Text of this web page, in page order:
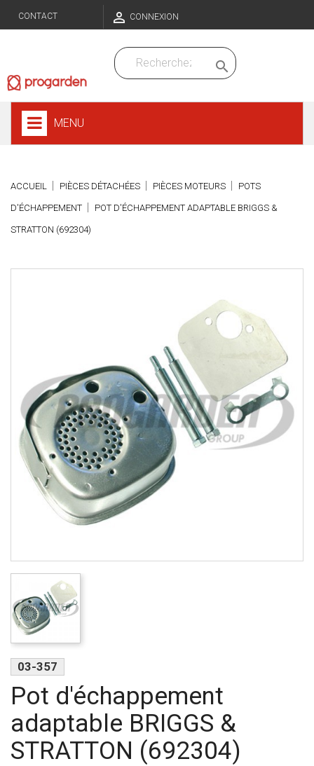
CONTACT  CONNEXION

MENU
ACCUEIL PIÈCES DÉTACHÉES PIÈCES MOTEURS POTS
D'ÉCHAPPEMENT POT D'ÉCHAPPEMENT ADAPTABLE BRIGGS &
STRATTON (692304)
03-357
Pot d'échappement
adaptable BRIGGS &
STRATTON (692304)